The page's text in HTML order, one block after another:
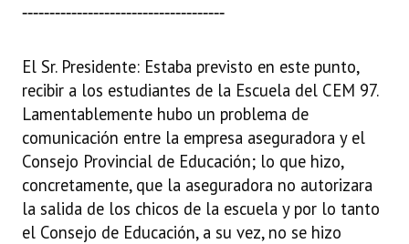
Premio al Mérito - Registro
Mujeres que Dejaron Huellas - Registro
Periodistas Decanos - Registro
Ciudadano Ilustre - Registro
Banca del Vecino - Registro
Huéspedes de Honor - Registro
-------------------------------------
El Sr. Presidente: Estaba previsto en este punto,
recibir a los estudiantes de la Escuela del CEM 97.
Lamentablemente hubo un problema de
comunicación entre la empresa aseguradora y el
Consejo Provincial de Educación; lo que hizo,
concretamente, que la aseguradora no autorizara
la salida de los chicos de la escuela y por lo tanto
el Consejo de Educación, a su vez, no se hizo